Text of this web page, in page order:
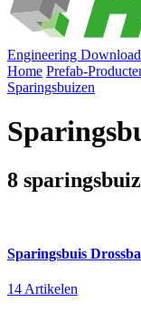
Engineering
Home Prefab-
Sparingsbuizen
8
Sparingsbuis
14 Artikelen